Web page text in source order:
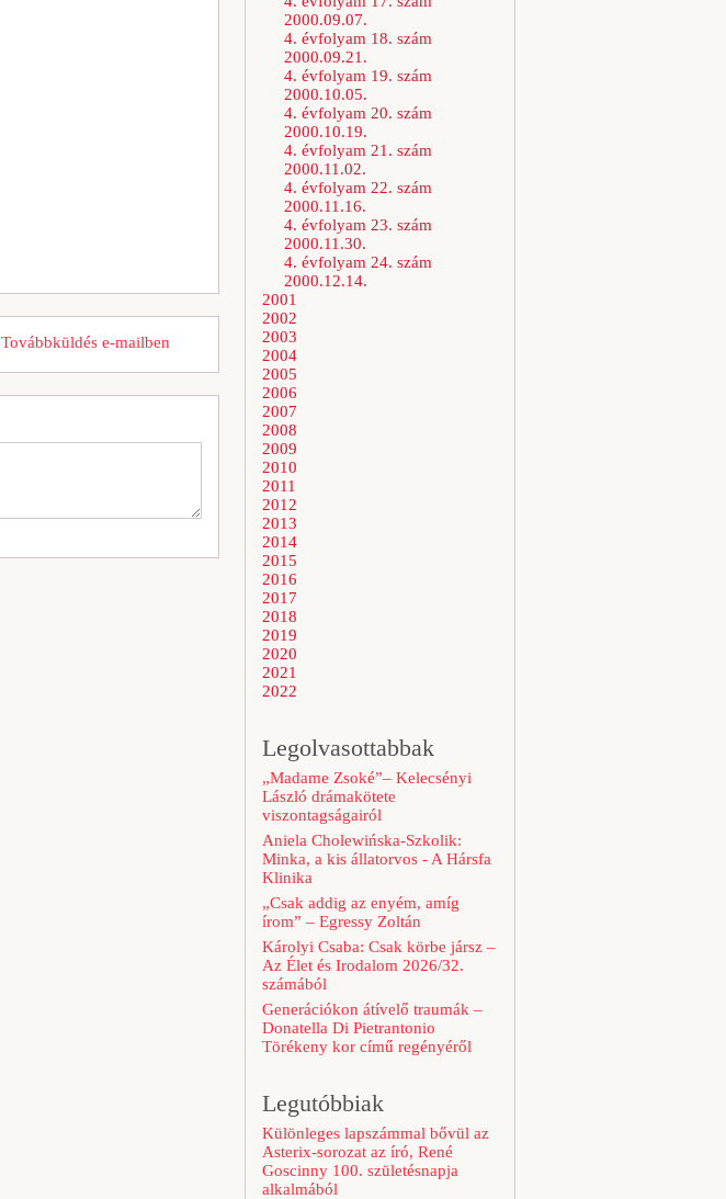
Továbbküldés e-mailben
2000.09.07.
4. évfolyam 18. szám
2000.09.21.
4. évfolyam 19. szám
2000.10.05.
4. évfolyam 20. szám
2000.10.19.
4. évfolyam 21. szám
2000.11.02.
4. évfolyam 22. szám
2000.11.16.
4. évfolyam 23. szám
2000.11.30.
4. évfolyam 24. szám
2000.12.14.
2001
2002
2003
2004
2005
2006
2007
2008
2009
2010
2011
2012
2013
2014
2015
2016
2017
2018
2019
2020
2021
2022
Legolvasottabbak
„Madame Zsoké”– Kelecsényi
László drámakötete
viszontagságairól
Aniela Cholewińska-Szkolik:
Minka, a kis állatorvos - A Hársfa
Klinika
„Csak addig az enyém, amíg
írom” – Egressy Zoltán
Károlyi Csaba: Csak körbe jársz –
Az Élet és Irodalom 2026/32.
számából
Generációkon átívelő traumák –
Donatella Di Pietrantonio
Törékeny kor című regényéről
Legutóbbiak
Különleges lapszámmal bővül az
Asterix-sorozat az író, René
Goscinny 100. születésnapja
alkalmából